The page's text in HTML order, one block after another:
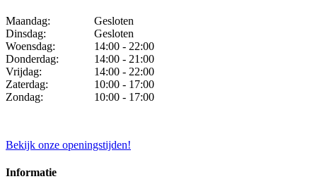
Maandag:
Gesloten
Dinsdag:
Gesloten
Woensdag:
14:00 - 22:00
Donderdag:
14:00 - 21:00
Vrijdag:
14:00 - 22:00
Zaterdag:
10:00 - 17:00
Zondag:
10:00 - 17:00
Bekijk onze openingstijden!
Informatie